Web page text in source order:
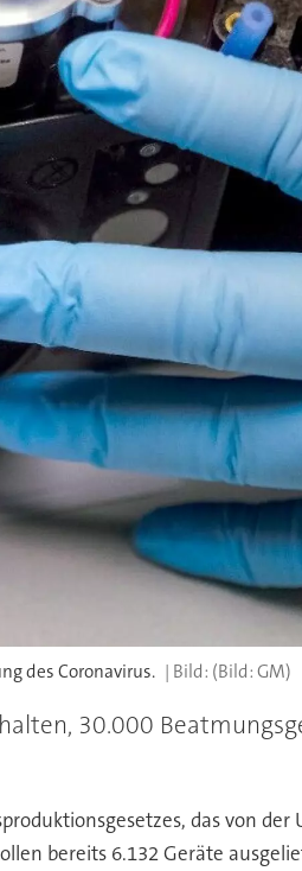
des Coronavirus. (Bild: GM)
30.000
das von der
bereits 6.132 Geräte